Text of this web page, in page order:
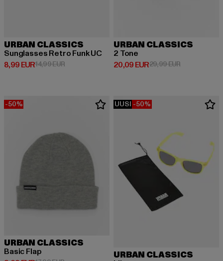
URBAN CLASSICS
Sunglasses Retro Funk UC
8,99 EUR
Ajankohtainen hinta: 8,99 EUR
14,99 EURKampanjahinta: 14,99 EUR
URBAN CLASSICS
2 Tone
20,09 EUR
Ajankohtainen hinta: 20,09 EUR
29,99 EUR
-50%
URBAN CLASSICS
Basic Flap
UUSI -50%
URBAN CLASSICS